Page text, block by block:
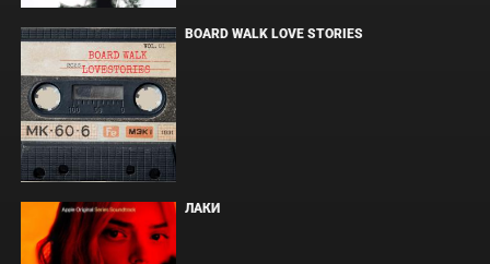
BOARD WALK LOVE STORIES
ЛАКИ